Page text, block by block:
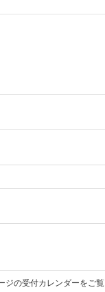
の受付カレンダーをご覧